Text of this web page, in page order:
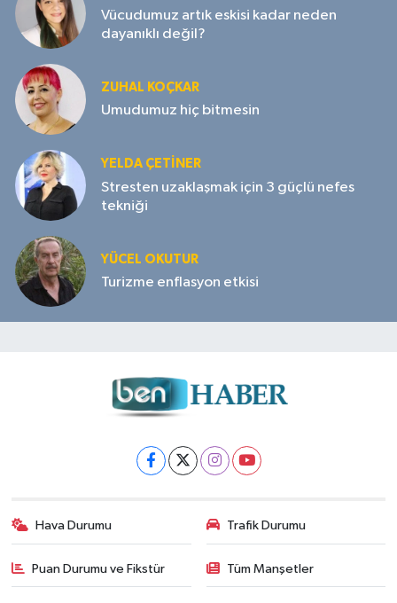
Vücudumuz artık eskisi kadar neden
dayanıklı değil?
ZUHAL KOÇKAR
Umudumuz hiç bitmesin
YELDA ÇETİNER
Stresten uzaklaşmak için 3 güçlü nefes
tekniği
YÜCEL OKUTUR
Turizme enflasyon etkisi
Hava Durumu Trafik Durumu
Puan Durumu ve Fikstür Tüm Manşetler